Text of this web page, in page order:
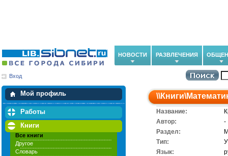
НОВОСТИ РАЗВЛЕЧЕНИЯ
Вход
Мой профиль
Мои закладки
Работы
Книги
Все книги
Другое
Словарь
\\Книги\
Название:
Автор:
-
Раздел:
Тип:
Язык: